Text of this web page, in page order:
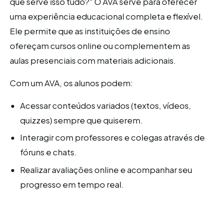
uma experiência educacional completa e flexível.
Ele permite que as instituições de ensino
ofereçam cursos online ou complementem as
aulas presenciais com materiais adicionais.
Com um AVA, os alunos podem:
Acessar conteúdos variados (textos, vídeos,
quizzes) sempre que quiserem.
Interagir com professores e colegas através de
fóruns e chats.
Realizar avaliações online e acompanhar seu
progresso em tempo real.